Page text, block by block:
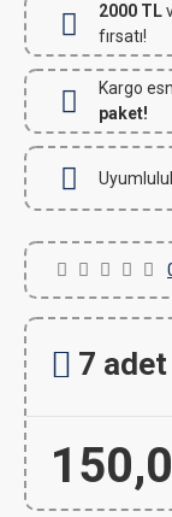
2000 TL
fırsatı!
Kargo
paket!
7 adet